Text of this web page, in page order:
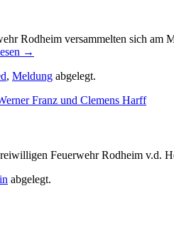
Rodheim versammelten sich am
→
, Meldung abgelegt.
Franz und Clemens Harff
Feuerwehr Rodheim v.d.
abgelegt.